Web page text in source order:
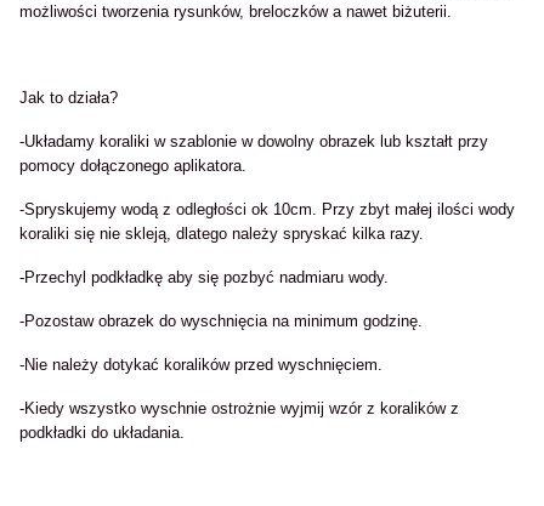
możliwości tworzenia rysunków, breloczków a nawet biżuterii.
Jak to działa?
-Układamy koraliki w szablonie w dowolny obrazek lub kształt przy
pomocy dołączonego aplikatora.
-Spryskujemy wodą z odległości ok 10cm. Przy zbyt małej ilości wody
koraliki się nie skleją, dlatego należy spryskać kilka razy.
-Przechyl podkładkę aby się pozbyć nadmiaru wody.
-Pozostaw obrazek do wyschnięcia na minimum godzinę.
-Nie należy dotykać koralików przed wyschnięciem.
-Kiedy wszystko wyschnie ostrożnie wyjmij wzór z koralików z
podkładki do układania.